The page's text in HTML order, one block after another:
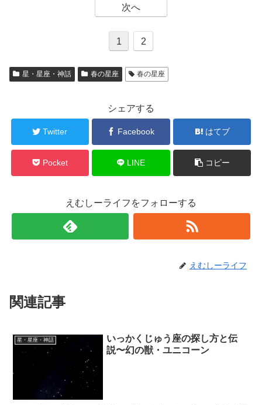
次へ
1 2
星・星座・神話 春の星座 春の星座
シェアする
Twitter Facebook はてブ
Pocket LINE コピー
えむしーライフをフォローする
えむしーライフ
関連記事
星・星座・神話
いっかくじゅう座の探し方と伝
説〜幻の獣・ユニコーン